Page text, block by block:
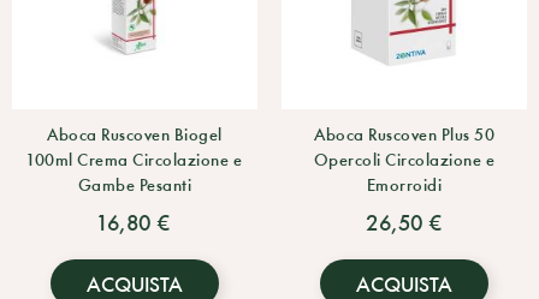
Aboca Ruscoven Biogel
100ml Crema Circolazione e
Gambe Pesanti
16,80 €
ACQUISTA
Aboca Ruscoven Plus 50
Opercoli Circolazione e
Emorroidi
26,50 €
ACQUISTA